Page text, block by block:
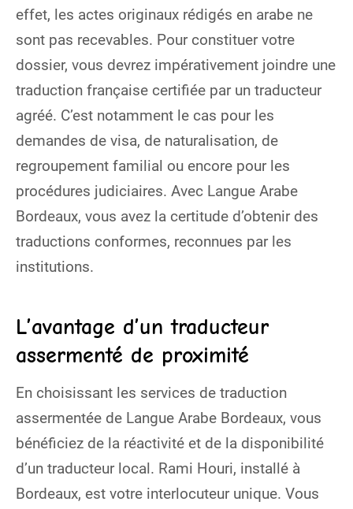
effet, les actes originaux rédigés en arabe ne
sont pas recevables. Pour constituer votre
dossier, vous devrez impérativement joindre une
traduction française certifiée par un traducteur
agréé. C’est notamment le cas pour les
demandes de visa, de naturalisation, de
regroupement familial ou encore pour les
procédures judiciaires. Avec Langue Arabe
Bordeaux, vous avez la certitude d’obtenir des
traductions conformes, reconnues par les
institutions.
L’avantage d’un traducteur
assermenté de proximité
En choisissant les services de traduction
assermentée de Langue Arabe Bordeaux, vous
bénéficiez de la réactivité et de la disponibilité
d’un traducteur local. Rami Houri, installé à
Bordeaux, est votre interlocuteur unique. Vous